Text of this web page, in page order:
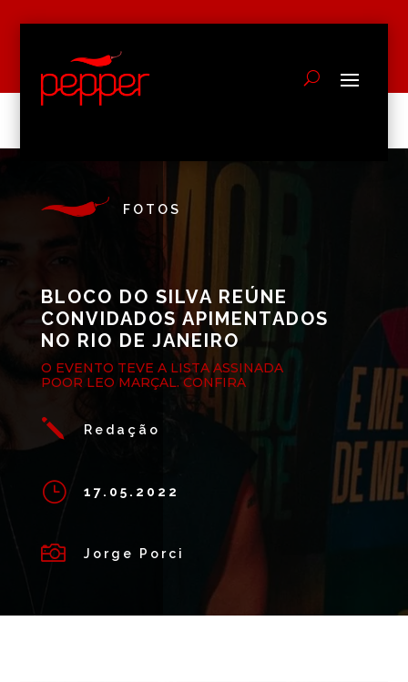
FOTOS
BLOCO DO SILVA REÚNE
CONVIDADOS APIMENTADOS
NO RIO DE JANEIRO
O EVENTO TEVE A LISTA ASSINADA
POOR LEO MARÇAL. CONFIRA
j Redação
} 17.05.2022
 Jorge Porci